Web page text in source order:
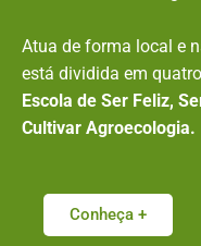
Atua de forma local e
está dividida em
Escola de Ser Feliz,
Cultivar Agroecologia.
Conheça +